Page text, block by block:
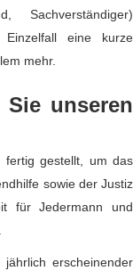
Sachverständiger)
eine kurze
mehr.
unseren
fertig gestellt, um das
sowie der Justiz
für Jedermann und
erscheinender